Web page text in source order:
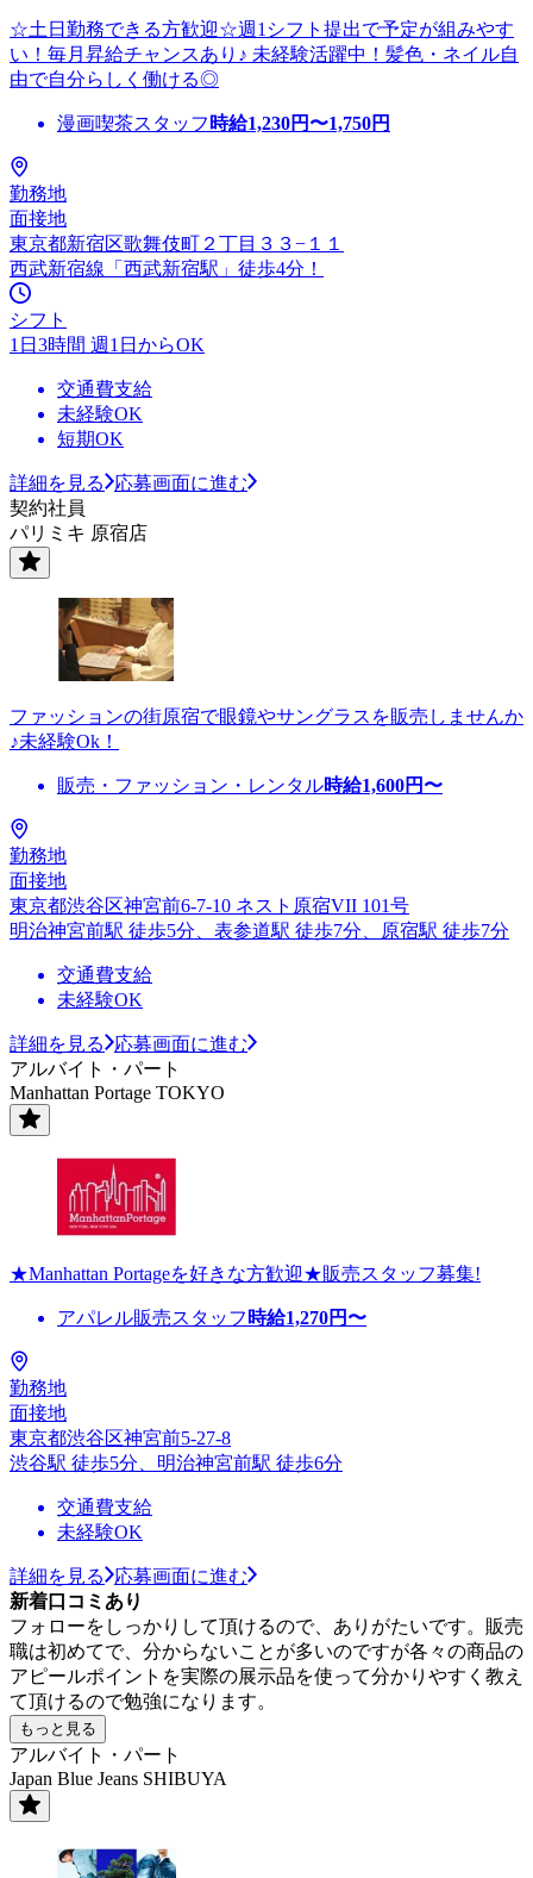
☆土日勤務できる方歓迎☆週1シフト提出で予定が組みやす
い！毎月昇給チャンスあり♪ 未経験活躍中！髪色・ネイル自
由で自分らしく働ける◎
漫画喫茶スタッフ 時給1,230円〜1,750円
勤務地
面接地
東京都新宿区歌舞伎町２丁目３３−１１
西武新宿線「西武新宿駅」徒歩4分！
シフト
1日3時間 週1日からOK
交通費支給
未経験OK
短期OK
詳細を見る
応募画面に進む
契約社員
パリミキ 原宿店
ファッションの街原宿で眼鏡やサングラスを販売しませんか
♪未経験Ok！
販売・ファッション・レンタル時給1,600円〜
勤務地
面接地
東京都渋谷区神宮前6-7-10 ネスト原宿VII 101号
明治神宮前駅 徒歩5分、表参道駅 徒歩7分、原宿駅 徒歩7分
交通費支給
未経験OK
詳細を見る
応募画面に進む
アルバイト・パート
Manhattan Portage TOKYO
★Manhattan Portageを好きな方歓迎★販売スタッフ募集!
アパレル販売スタッフ 時給1,270円〜
勤務地
面接地
東京都渋谷区神宮前5-27-8
渋谷駅 徒歩5分、明治神宮前駅 徒歩6分
交通費支給
未経験OK
詳細を見る
応募画面に進む
新着口コミあり
フォローをしっかりして頂けるので、ありがたいです。販売
職は初めてで、分からないことが多いのですが各々の商品の
アピールポイントを実際の展示品を使って分かりやすく教え
て頂けるので勉強になります。
もっと見る
アルバイト・パート
Japan Blue Jeans SHIBUYA